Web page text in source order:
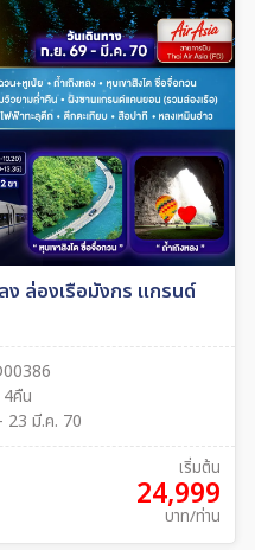
ง ล่องเรือมังกร แกรนด์
คืน
23 มี.ค. 70
เริ่มต้น
24,999
บาท/ท่าน